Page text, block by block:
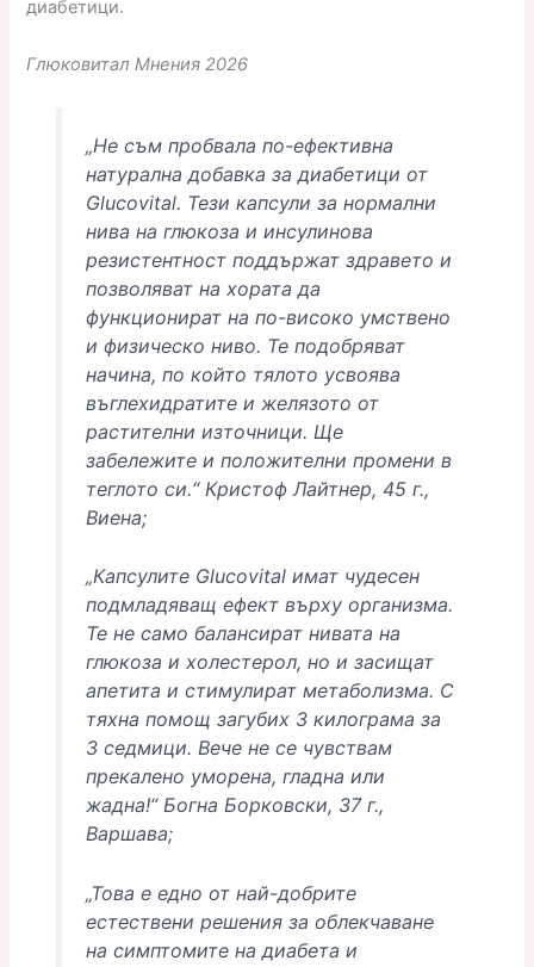
диабетици.
Глюковитал Мнения 2026
„Не съм пробвала по-ефективна
натурална добавка за диабетици от
Glucovital. Тези капсули за нормални
нива на глюкоза и инсулинова
резистентност поддържат здравето и
позволяват на хората да
функционират на по-високо умствено
и физическо ниво. Те подобряват
начина, по който тялото усвоява
въглехидратите и желязото от
растителни източници. Ще
забележите и положителни промени в
теглото си.“ Кристоф Лайтнер, 45 г.,
Виена;
„Капсулите Glucovital имат чудесен
подмладяващ ефект върху организма.
Те не само балансират нивата на
глюкоза и холестерол, но и засищат
апетита и стимулират метаболизма. С
тяхна помощ загубих 3 килограма за
3 седмици. Вече не се чувствам
прекалено уморена, гладна или
жадна!“ Богна Борковски, 37 г.,
Варшава;
„Това е едно от най-добрите
естествени решения за облекчаване
на симптомите на диабета и